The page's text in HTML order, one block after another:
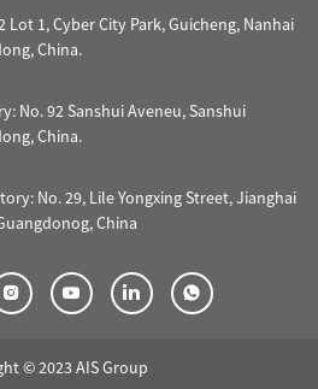
Lot 1, Cyber City Park, Guicheng, Nanhai
China.
No. 92 Sanshui Aveneu, Sanshui
China.
No. 29, Lile Yongxing Street, Jianghai
China
© 2023 AIS Group